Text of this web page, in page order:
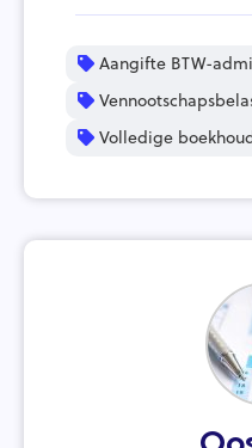
Aangifte BTW-
Volledige